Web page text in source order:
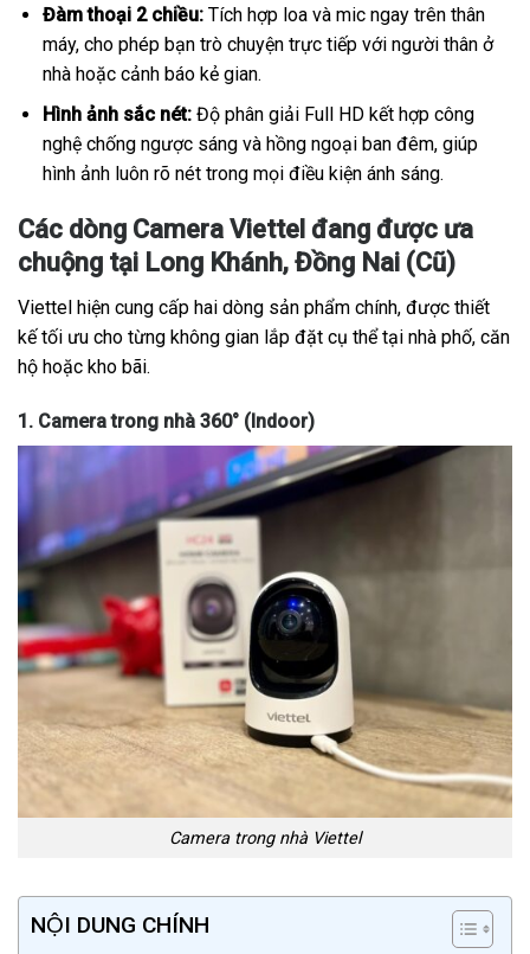
Đàm thoại 2 chiều:Tích hợp loa và mic ngay trên thân
máy, cho phép bạn trò chuyện trực tiếp với người thân ở
nhà hoặc cảnh báo kẻ gian.
Hình ảnh sắc nét:Độ phân giải Full HD kết hợp công
nghệ chống ngược sáng và hồng ngoại ban đêm, giúp
hình ảnh luôn rõ nét trong mọi điều kiện ánh sáng.
Các dòng Camera Viettel đang được ưa
chuộng tại Long Khánh, Đồng Nai (Cũ)
Viettel hiện cung cấp hai dòng sản phẩm chính, được thiết
kế tối ưu cho từng không gian lắp đặt cụ thể tại nhà phố, căn
hộ hoặc kho bãi.
1. Camera trong nhà 360° (Indoor)
Camera trong nhà Viettel
NỘI DUNG CHÍNH